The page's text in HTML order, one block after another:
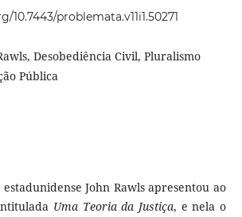
10.7443/problemata.v11i1.50271
Desobediência Civil, Pluralismo
Pública
John Rawls apresentou ao
Uma Teoria da Justiça, e nela o